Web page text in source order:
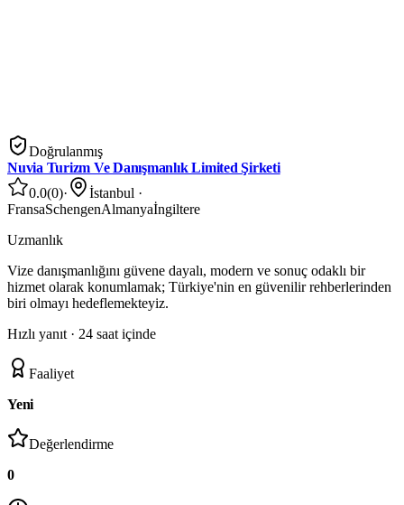
Doğrulanmış
Nuvia Turizm Ve Danışmanlık Limited Şirketi
0.0(0)· İstanbul ·
FransaSchengenAlmanyaİngiltere
Uzmanlık
Vize danışmanlığını güvene dayalı, modern ve sonuç odaklı bir
hizmet olarak konumlamak; Türkiye'nin en güvenilir rehberlerinden
biri olmayı hedeflemekteyiz.
Hızlı yanıt · 24 saat içinde
Faaliyet
Yeni
Değerlendirme
0